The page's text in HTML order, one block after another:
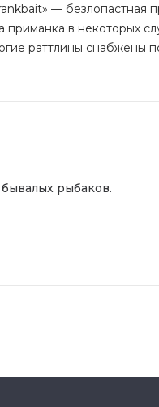
— безлопастная
в некоторых
раттлины снабжены
рыбаков.